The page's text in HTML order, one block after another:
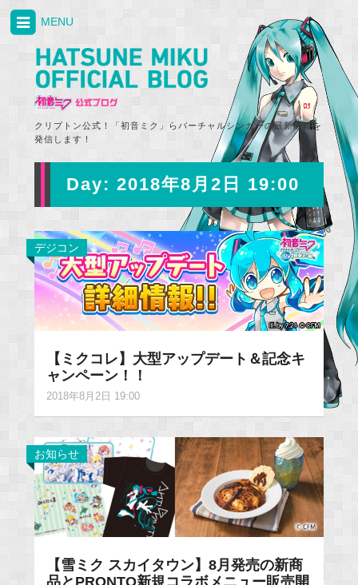
クリプトン公式！「初音ミク」らバーチャルシンガーの最新情報を
発信します！
MENU
Day: 2018年8月2日 19:00
デジコン
【ミクコレ】大型アップデート＆記念キ
ャンペーン！！
2018年8月2日 19:00
お知らせ
【雪ミク スカイタウン】8月発売の新商
品とPRONTO新規コラボメニュー販売開